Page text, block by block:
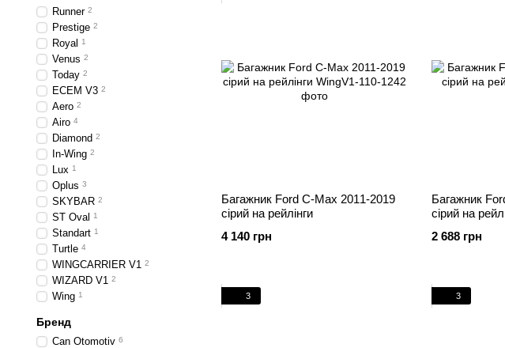
Багажник Ford C-Max 2011-2019
cірий на рейлінги
4 140 грн
Багажник
cірий на
2 688 грн
3 3
Runner 2
Prestige 2
Royal 1
Venus 2
Today 2
ECEM V3 2
Aero 2
Airo 4
Diamond 2
In-Wing 2
Lux 1
Oplus 3
SKYBAR 2
ST Oval 1
Standart 1
Turtle 4
WINGCARRIER V1 2
WIZARD V1 2
Wing 1
Бренд
Can Otomotiv 6